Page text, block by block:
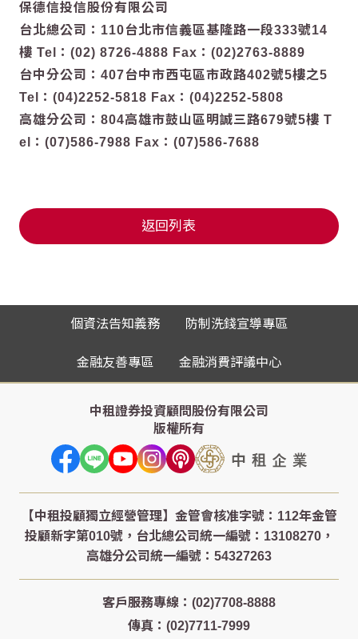
保德信投信股份有限公司
台北總公司：110台北市信義區基隆路一段333號14
樓 Tel：(02) 8726-4888 Fax：(02)2763-8889
台中分公司：407台中市西屯區市政路402號5樓之5
Tel：(04)2252-5818 Fax：(04)2252-5808
高雄分公司：804高雄市鼓山區明誠三路679號5樓 T
el：(07)586-7988 Fax：(07)586-7688
返回列表
個資法告知義務 防制洗錢宣導專區
金融友善專區 金融消費評議中心
中租證券投資顧問股份有限公司
版權所有
客戶服務專線：(02)7708-8888
傳真：(02)7711-7999